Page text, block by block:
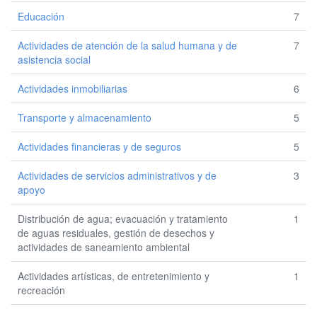
Educación 7
Actividades de atención de la salud humana y de
asistencia social
7
Actividades inmobiliarias 6
Transporte y almacenamiento 5
Actividades financieras y de seguros 5
Actividades de servicios administrativos y de
apoyo
3
Distribución de agua; evacuación y tratamiento
de aguas residuales, gestión de desechos y
actividades de saneamiento ambiental
1
Actividades artísticas, de entretenimiento y
recreación
1